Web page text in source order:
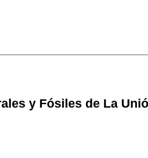
y Fósiles de La